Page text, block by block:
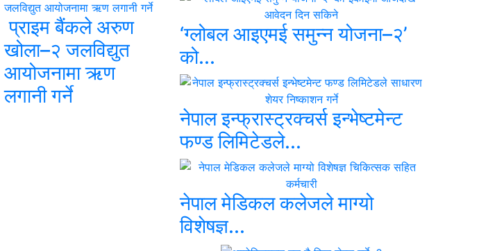
प्राइम बैंकले अरुण
खोला–२ जलविद्युत
आयोजनामा ऋण
लगानी गर्ने
‘ग्लोबल आइएमई समुन्न योजना–२’
को...
नेपाल इन्फ्रास्ट्रक्चर्स इन्भेष्टमेन्ट
फण्ड लिमिटेडले...
नेपाल मेडिकल कलेजले माग्यो
विशेषज्ञ...